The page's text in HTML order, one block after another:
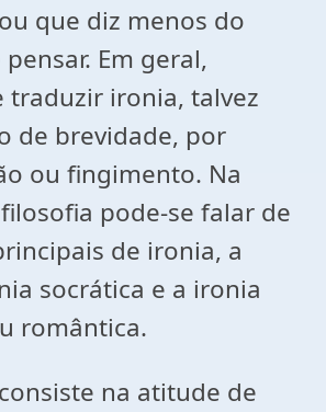
que diz menos do
Em geral,
traduzir ironia, talvez
de brevidade, por
ou fingimento. Na
pode-se falar de
de ironia, a
socrática e a ironia
romântica.
na atitude de